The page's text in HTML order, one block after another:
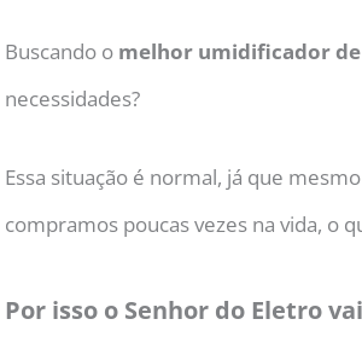
Buscando o melhor umidificador
necessidades?
Essa situação é normal, já que
compramos poucas vezes na vida, o
Por isso o Senhor do Eletro